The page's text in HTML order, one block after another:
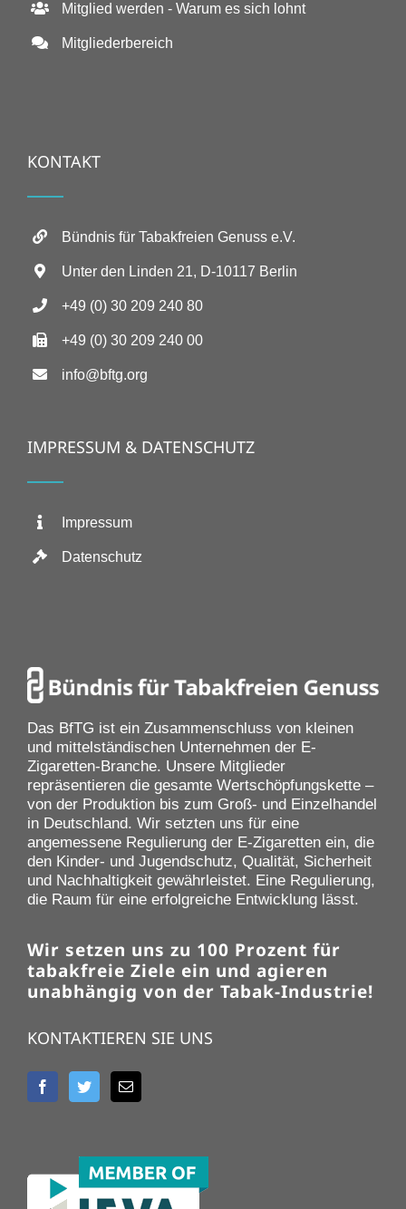
Mitglied werden - Warum es sich lohnt
Mitgliederbereich
KONTAKT
Bündnis für Tabakfreien Genuss e.V.
Unter den Linden 21, D-10117 Berlin
+49 (0) 30 209 240 80
+49 (0) 30 209 240 00
info@bftg.org
IMPRESSUM & DATENSCHUTZ
Impressum
Datenschutz
Das BfTG ist ein Zusammenschluss von kleinen
und mittelständischen Unternehmen der E-
Zigaretten-Branche. Unsere Mitglieder
repräsentieren die gesamte Wertschöpfungskette –
von der Produktion bis zum Groß- und Einzelhandel
in Deutschland. Wir setzten uns für eine
angemessene Regulierung der E-Zigaretten ein, die
den Kinder- und Jugendschutz, Qualität, Sicherheit
und Nachhaltigkeit gewährleistet. Eine Regulierung,
die Raum für eine erfolgreiche Entwicklung lässt.
Wir setzen uns zu 100 Prozent für
tabakfreie Ziele ein und agieren
unabhängig von der Tabak-Industrie!
KONTAKTIEREN SIE UNS